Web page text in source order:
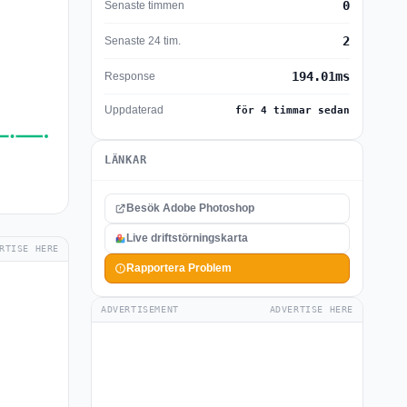
HERE
Senaste timmen 0
Senaste 24 tim. 2
Response 194.01ms
Uppdaterad för 4 timmar sedan
LÄNKAR
Besök Adobe Photoshop
Live driftstörningskarta
Rapportera Problem
ADVERTISEMENT ADVERTISE HERE